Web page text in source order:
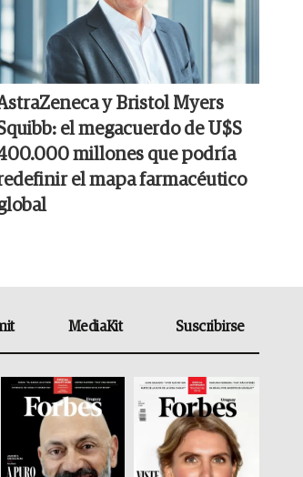
y Bristol Myers
el megacuerdo de U$S
millones que podría
el mapa farmacéutico
MediaKit Suscribirse